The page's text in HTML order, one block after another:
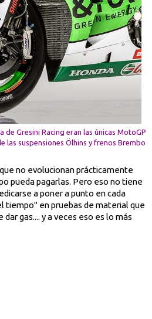
de Gresini Racing eran las únicas MotoGP
las suspensiones Ölhins y frenos Brembo
no evolucionan prácticamente
pueda pagarlas. Pero eso no tiene
a poner a punto en cada
tiempo" en pruebas de material que
gas.... y a veces eso es lo más